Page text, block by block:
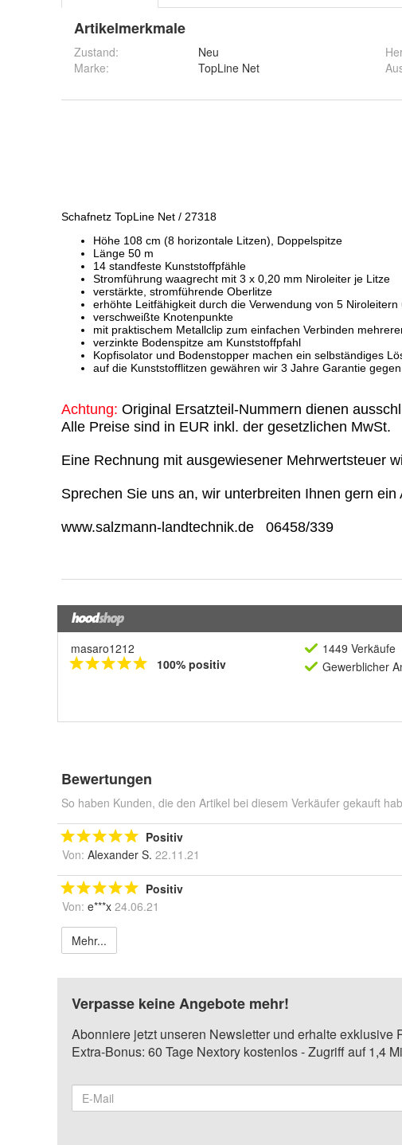
Artikelmerkmale
Zustand:
Neu
Marke:
TopLine Net
masaro1212
100% positiv
1449 Verkäufe
Gewerblicher
Bewertungen
So haben Kunden, die den Artikel bei diesem Verkäufer gekauft
Positiv
Von: Alexander S. 22.11.21
Positiv
Von: e***x 24.06.21
Mehr...
Verpasse keine Angebote mehr!
Abonniere jetzt unseren Newsletter und erhalte exklusive
Extra-Bonus: 60 Tage Nextory kostenlos - Zugriff auf 1,4